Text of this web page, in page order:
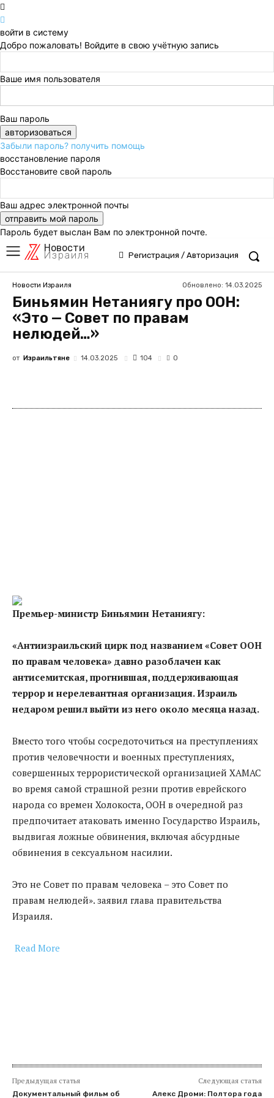
войти в систему
Добро пожаловать! Войдите в свою учётную запись
Ваше имя пользователя
Ваш пароль
Забыли пароль? получить помощь
восстановление пароля
Восстановите свой пароль
Ваш адрес электронной почты
Пароль будет выслан Вам по электронной почте.
Новости
Израиля Регистрация / Авторизация
Новости Израиля Обновлено: 14.03.2025
Биньямин Нетаниягу про ООН:
«Это — Совет по правам
нелюдей…»
от Израильтяне 14.03.2025 104 0
Премьер-министр Биньямин Нетаниягу:
«Антиизраильский цирк под названием «Совет ООН
по правам человека» давно разоблачен как
антисемитская, прогнившая, поддерживающая
террор и нерелевантная организация. Израиль
недаром решил выйти из него около месяца назад.
Вместо того чтобы сосредоточиться на преступлениях
против человечности и военных преступлениях,
совершенных террористической организацией ХАМАС
во время самой страшной резни против еврейского
народа со времен Холокоста, ООН в очередной раз
предпочитает атаковать именно Государство Израиль,
выдвигая ложные обвинения, включая абсурдные
обвинения в сексуальном насилии.
Это не Совет по правам человека – это Совет по
правам нелюдей». заявил глава правительства
Израиля.
Read More
Предыдущая статья
Документальный фильм об
Следующая статья
Алекс Дроми: Полтора года